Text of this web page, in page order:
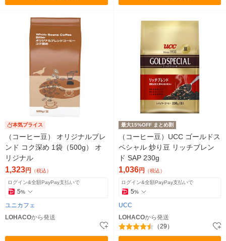
本気プライス
（コーヒー豆） オリジナルブレ
ンド コク深め 1袋（500g） オ
リジナル
1,323円 （税込）
ログイン&全額PayPay支払いで
5%
ユニカフェ
LOHACOから発送
最大15%OFF まとめ割
（コーヒー豆）UCC ゴールドス
ペシャル 炒り豆 リッチブレン
ド SAP 230g
1,036円 （税込）
ログイン&全額PayPay支払いで
5%
UCC
LOHACOから発送
（29）